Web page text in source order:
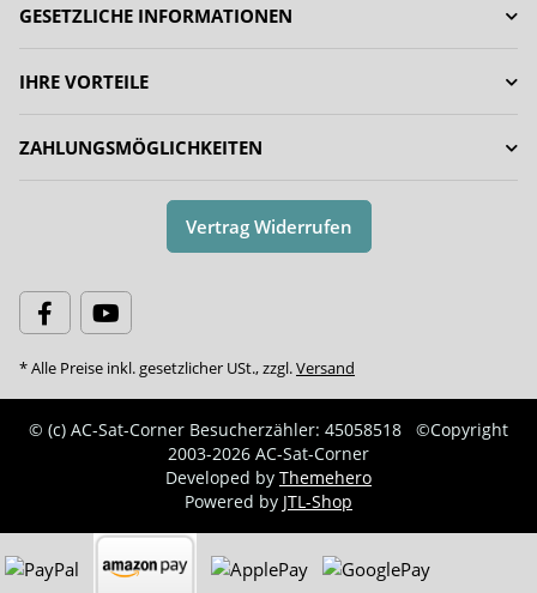
GESETZLICHE INFORMATIONEN
IHRE VORTEILE
ZAHLUNGSMÖGLICHKEITEN
Vertrag Widerrufen
* Alle Preise inkl. gesetzlicher USt., zzgl.Versand
© (c) AC-Sat-Corner Besucherzähler: 45058518
©Copyright
2003-2026 AC-Sat-Corner
Developed by Themehero
Powered by JTL-Shop